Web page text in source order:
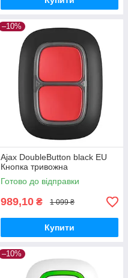
–10%
Ajax DoubleButton black EU
Кнопка тривожна
Готово до відправки
989,10 ₴ 1 099 ₴
Купити
–10%